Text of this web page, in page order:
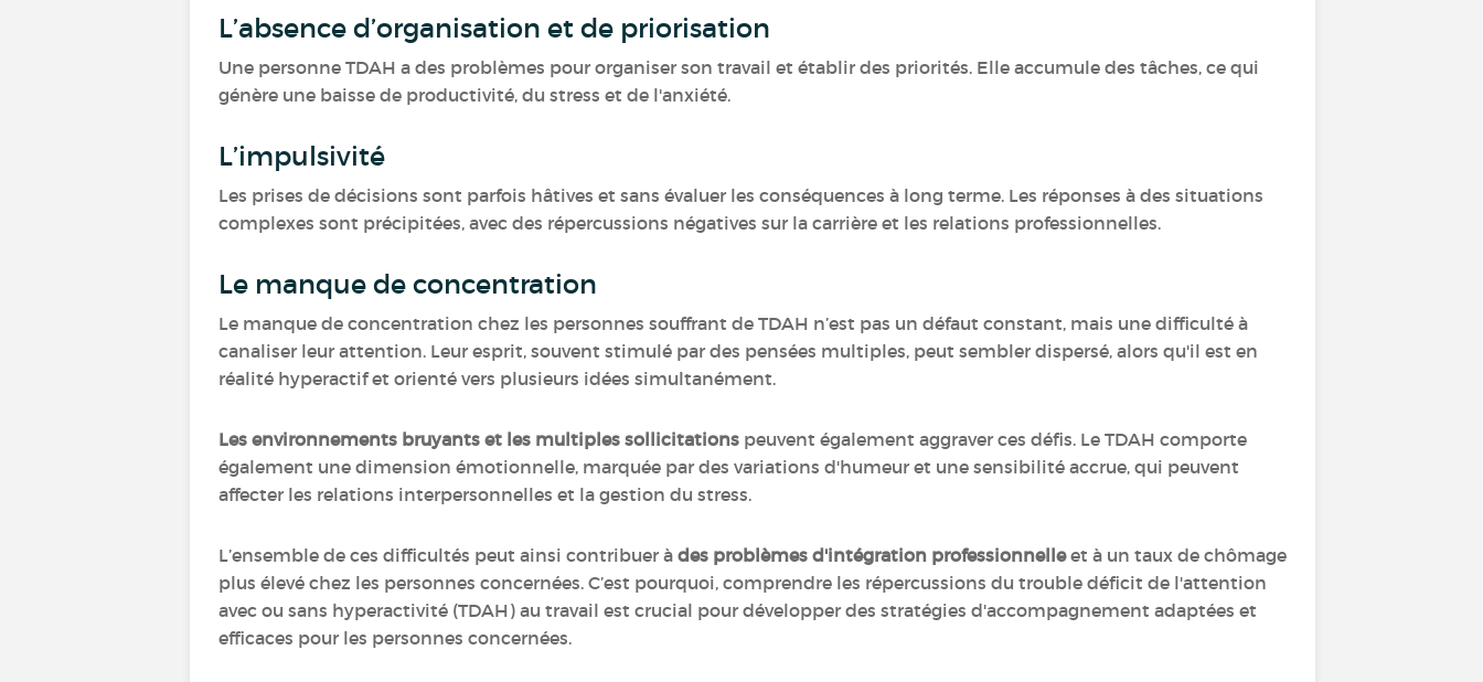
L’absence d’organisation et de priorisation
Une personne TDAH a des problèmes pour organiser son travail et établir des priorités. Elle accumule des tâches, ce qui
génère une baisse de productivité, du stress et de l'anxiété.
L’impulsivité
Les prises de décisions sont parfois hâtives et sans évaluer les conséquences à long terme. Les réponses à des situations
complexes sont précipitées, avec des répercussions négatives sur la carrière et les relations professionnelles.
Le manque de concentration
Le manque de concentration chez les personnes souffrant de TDAH n’est pas un défaut constant, mais une difficulté à
canaliser leur attention. Leur esprit, souvent stimulé par des pensées multiples, peut sembler dispersé, alors qu'il est en
réalité hyperactif et orienté vers plusieurs idées simultanément.
Les environnements bruyants et les multiples sollicitations peuvent également aggraver ces défis. Le TDAH comporte
également une dimension émotionnelle, marquée par des variations d'humeur et une sensibilité accrue, qui peuvent
affecter les relations interpersonnelles et la gestion du stress.
L’ensemble de ces difficultés peut ainsi contribuer à des problèmes d'intégration professionnelleet à un taux de chômage
plus élevé chez les personnes concernées. C’est pourquoi, comprendre les répercussions du trouble déficit de l'attention
avec ou sans hyperactivité (TDAH) au travail est crucial pour développer des stratégies d'accompagnement adaptées et
efficaces pour les personnes concernées.